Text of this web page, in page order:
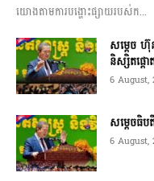
យោងតាមការបង្ហោះផ្សាយរបស់ក...
សម្តេច
និស្សិតផ្ត
6 August,
សម្តេចធិ
6 August,